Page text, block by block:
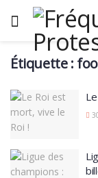
Étiquette :